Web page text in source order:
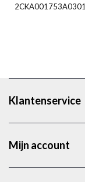
2CKA001753A0301
Klantenservice
Mijn account